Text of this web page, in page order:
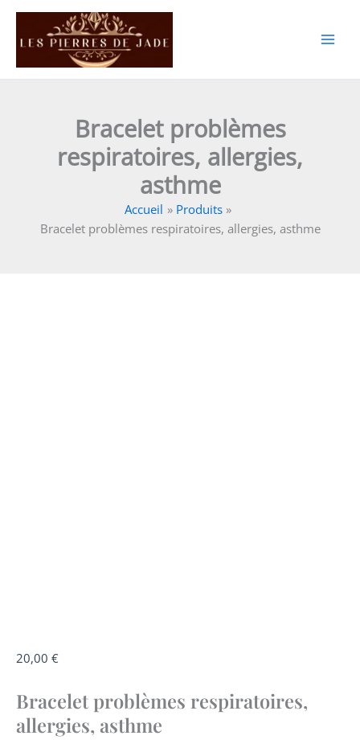
Aller
contenu
Bracelet problèmes
respiratoires, allergies,
asthme
Accueil
Produits
Bracelet problèmes respiratoires, allergies, asthme
20,00 €
Bracelet problèmes respiratoires,
allergies, asthme
quantité
Bracelet
problèmes
respiratoires,